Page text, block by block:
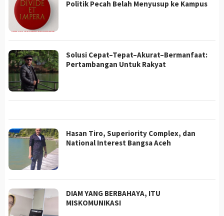
Politik Pecah Belah Menyusup ke Kampus
Solusi Cepat–Tepat–Akurat–Bermanfaat:
Pertambangan Untuk Rakyat
Hasan Tiro, Superiority Complex, dan
National Interest Bangsa Aceh
DIAM YANG BERBAHAYA, ITU
MISKOMUNIKASI